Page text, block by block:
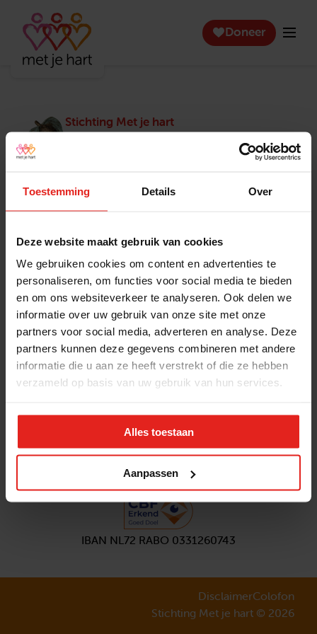
Toestemming Details Over
Deze website maakt gebruik van cookies
We gebruiken cookies om content en advertenties te
personaliseren, om functies voor social media te bieden
en om ons websiteverkeer te analyseren. Ook delen we
informatie over uw gebruik van onze site met onze
partners voor social media, adverteren en analyse. Deze
partners kunnen deze gegevens combineren met andere
informatie die u aan ze heeft verstrekt of die ze hebben
verzameld op basis van uw gebruik van hun services.
Alles toestaan
Aanpassen
Doneer
Stichting Met je hart
Stichting Met je hart laat ouderen die zich
eenzaam voelen weer genieten en inspireert
winnaar van het Appeltje van Oranje.
Actuele vacatures
Pers en media
Jaarverslag 2025
Contact
Klachtenprocedure
Privacyverklaring
Opzeggen
Volg ons
Aanmeldennieuwsbrief
IBAN NL72 RABO 0331260743
DisclaimerColofon
Stichting Met je hart © 2026